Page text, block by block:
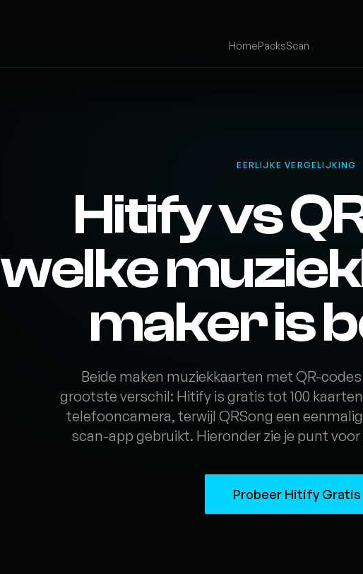
HomePacksScan
EERLIJKE VERGELIJKING
Hitify vs
welke
maker is
Beide maken muziekkaarten met QR-
grootste verschil: Hitify is gratis tot 100
telefooncamera, terwijl QRSong een
scan-app gebruikt. Hieronder zie je punt
Probeer Hitify Gratis